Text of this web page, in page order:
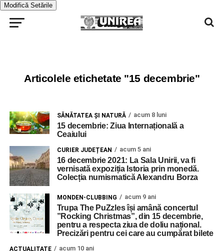
Modifică Setările
Articolele etichetate "15 decembrie"
SĂNĂTATEA ȘI NATURĂ acum 8 luni
15 decembrie: Ziua Internațională a
Ceaiului
CURIER JUDEȚEAN acum 5 ani
16 decembrie 2021: La Sala Unirii, va fi
vernisată expoziția Istoria prin monedă.
Colecția numismatică Alexandru Borza
MONDEN-CLUBBING acum 9 ani
Trupa The PuZzles își amână concertul
”Rocking Christmas”, din 15 decembrie,
pentru a respecta ziua de doliu național.
Precizări pentru cei care au cumpărat bilete
ACTUALITATE acum 10 ani